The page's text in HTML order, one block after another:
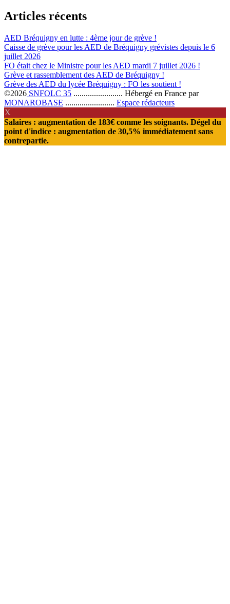
Articles récents
AED Bréquigny en lutte : 4ème jour de grève !
Caisse de grève pour les AED de Bréquigny grévistes depuis le 6
juillet 2026
FO était chez le Ministre pour les AED mardi 7 juillet 2026 !
Grève et rassemblement des AED de Bréquigny !
Grève des AED du lycée Bréquigny : FO les soutient !
©2026 SNFOLC 35 ........................ Hébergé en France par
MONAROBASE ........................ Espace rédacteurs
X
Salaires : augmentation de 183€ comme les soignants. Dégel du
point d'indice : augmentation de 30,5% immédiatement sans
contrepartie.